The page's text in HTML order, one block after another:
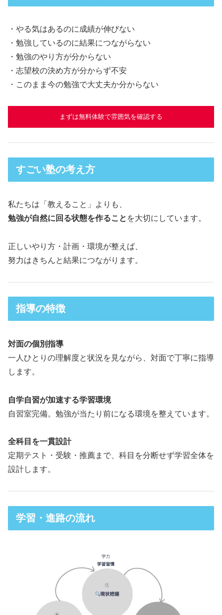
・やる気はあるのに成績が伸びない
・勉強しているのに結果につながらない
・勉強のやり方が分からない
・志望校の決め方が分からず不安
・このまま今の勉強で大丈夫か分からない
まずは無料体験で雰囲気を確認する
すごい塾の考え方
私たちは「教えること」よりも、
勉強が自然に回る状態を作ること を大切にしています。
正しいやり方・計画・環境が整えば、
努力はきちんと結果につながります。
指導の特徴
対面の個別指導
一人ひとりの理解度と状況を見ながら、対面で丁寧に指導
します。
自学自習が加速する学習環境
自習室完備。勉強が当たり前になる環境を整えています。
全科目を一貫設計
定期テスト・受験・推薦まで、科目を分断せず学習全体を
設計します。
学習・進路の流れ